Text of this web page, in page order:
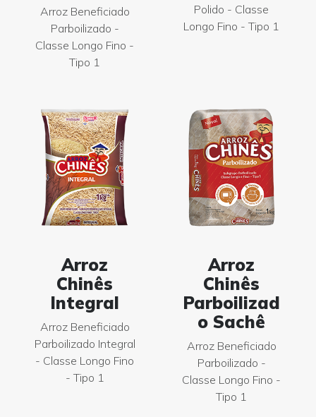
Arroz Beneficiado
Parboilizado -
Classe Longo Fino -
Tipo 1
Polido - Classe
Longo Fino - Tipo 1
Arroz
Chinês
Integral
Arroz Beneficiado
Parboilizado Integral
- Classe Longo Fino
- Tipo 1
Arroz
Chinês
Parboilizad
o Sachê
Arroz Beneficiado
Parboilizado -
Classe Longo Fino -
Tipo 1